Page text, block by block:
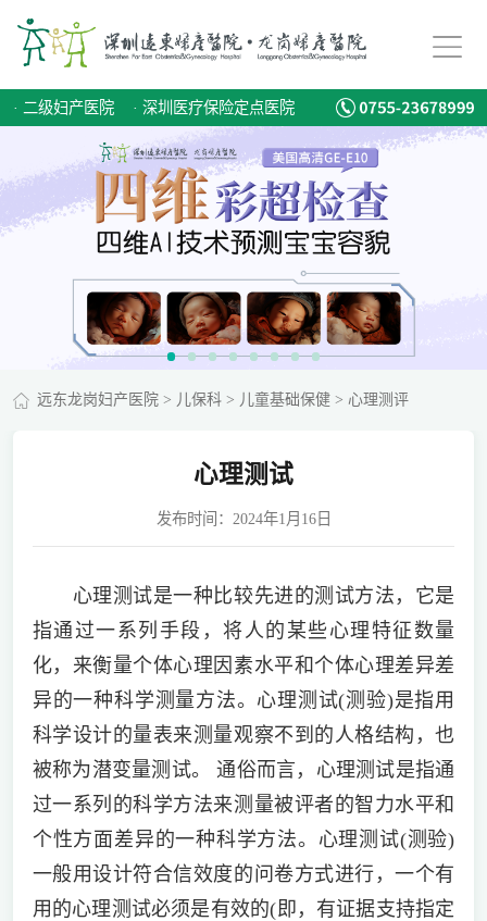
· 二级妇产医院 · 深圳医疗保险定点医院
远东龙岗妇产医院> 儿保科> 儿童基础保健> 心理测评
心理测试
发布时间：2024年1月16日
心理测试是一种比较先进的测试方法，它是
指通过一系列手段，将人的某些心理特征数量
化，来衡量个体心理因素水平和个体心理差异差
异的一种科学测量方法。心理测试(测验)是指用
科学设计的量表来测量观察不到的人格结构，也
被称为潜变量测试。 通俗而言，心理测试是指通
过一系列的科学方法来测量被评者的智力水平和
个性方面差异的一种科学方法。心理测试(测验)
一般用设计符合信效度的问卷方式进行，一个有
用的心理测试必须是有效的(即，有证据支持指定